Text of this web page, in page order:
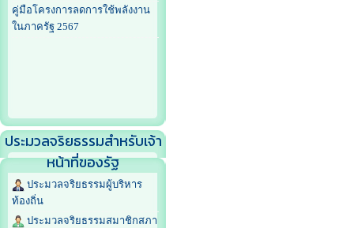
คู่มือโครงการลดการใช้พลังงาน
ในภาครัฐ 2567
ประมวลจริยธรรมสำหรับเจ้า
หน้าที่ของรัฐ
ประมวลจริยธรรมผู้บริหาร
ท้องถิ่น
ประมวลจริยธรรมสมาชิกสภา